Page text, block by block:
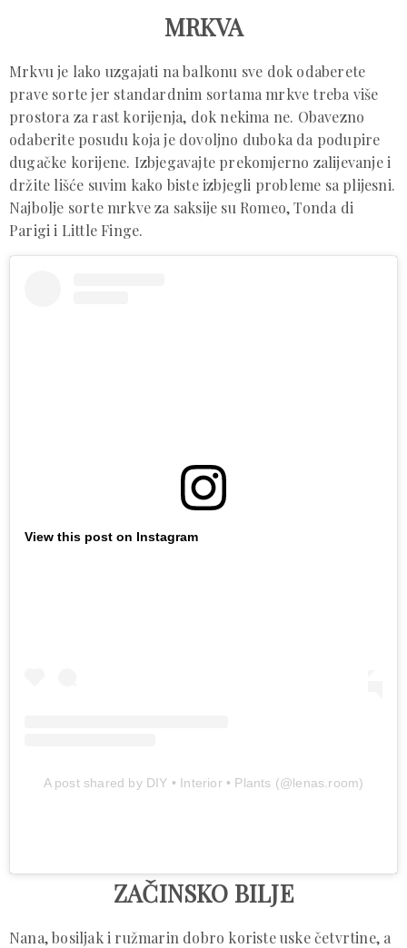
MRKVA
Mrkvu je lako uzgajati na balkonu sve dok odaberete
prave sorte jer standardnim sortama mrkve treba više
prostora za rast korijenja, dok nekima ne. Obavezno
odaberite posudu koja je dovoljno duboka da podupire
dugačke korijene. Izbjegavajte prekomjerno zalijevanje i
držite lišće suvim kako biste izbjegli probleme sa plijesni.
Najbolje sorte mrkve za saksije su Romeo, Tonda di
Parigi i Little Finge.
View this post on Instagram
A post shared by DIY • Interior • Plants (@lenas.room)
ZAČINSKO BILJE
Nana, bosiljak i ružmarin dobro koriste uske četvrtine, a